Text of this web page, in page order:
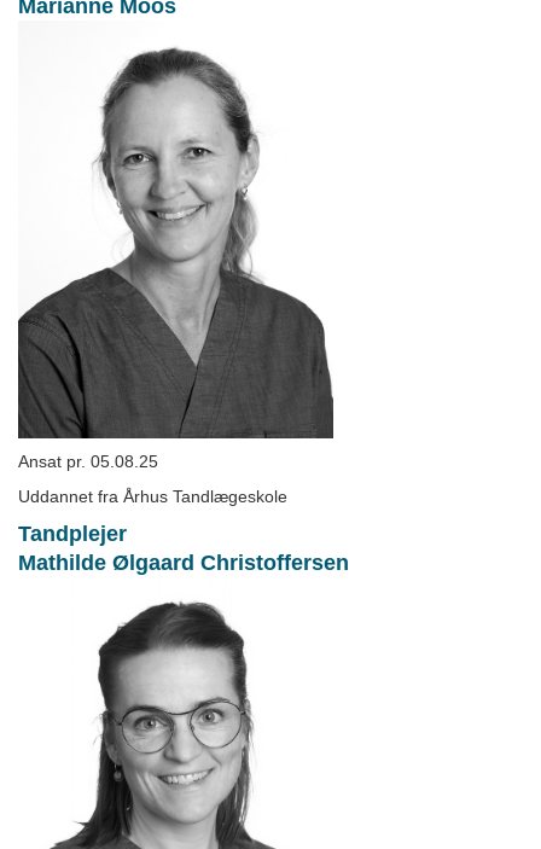
Marianne Moos
Ansat pr. 05.08.25
Uddannet fra Århus Tandlægeskole
Tandplejer
Mathilde Ølgaard Christoffersen